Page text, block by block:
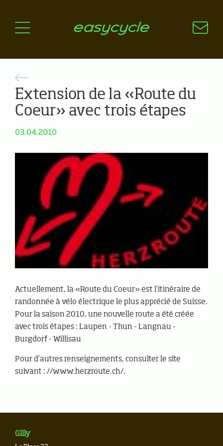
Aspects techniques
Questions / Réponses
A jour
News
Extension de la «Route du
Coeur» avec trois étapes
03.04.2010
Actuellement, la «Route du Coeur» est l’itinéraire de
randonnée à vélo électrique le plus apprécié de Suisse.
Pour la saison 2010, une nouvelle route a été créée
avec trois étapes : Laupen - Thun - Langnau -
Burgdorf - Willisau
Pour d’autres renseignements, consulter le site
suivant : //www.herzroute.ch/.
Gilly